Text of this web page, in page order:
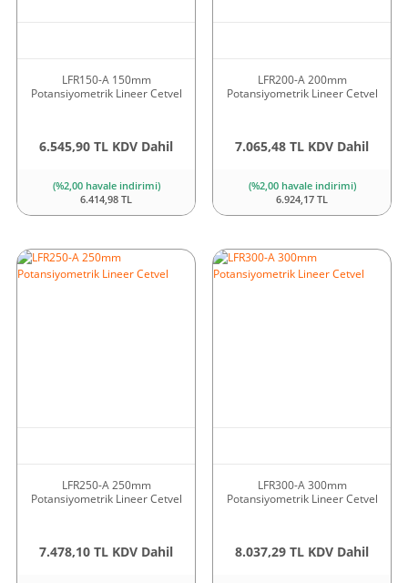
LFR150-A 150mm
Potansiyometrik Lineer Cetvel
6.545,90 TL KDV Dahil
(%2,00 havale indirimi)
6.414,98 TL
LFR200-A 200mm
Potansiyometrik Lineer Cetvel
7.065,48 TL KDV Dahil
(%2,00 havale indirimi)
6.924,17 TL
LFR250-A 250mm
Potansiyometrik Lineer Cetvel
7.478,10 TL KDV Dahil
LFR300-A 300mm
Potansiyometrik Lineer Cetvel
8.037,29 TL KDV Dahil